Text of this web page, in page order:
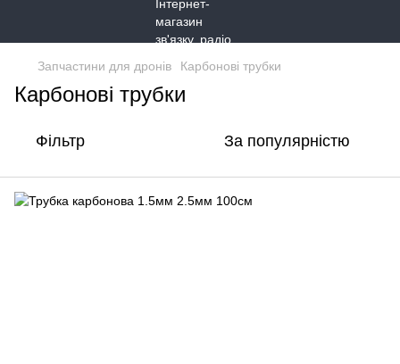
Запчастини для дронів Карбонові трубки
Карбонові трубки
Фільтр За популярністю